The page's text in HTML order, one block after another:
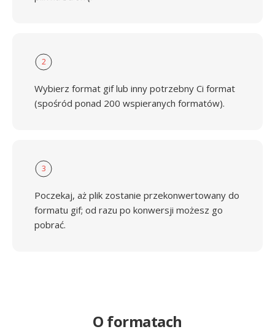
2
Wybierz format gif lub inny potrzebny Ci format
(spośród ponad 200 wspieranych formatów).
3
Poczekaj, aż plik zostanie przekonwertowany do
formatu gif; od razu po konwersji możesz go
pobrać.
O formatach